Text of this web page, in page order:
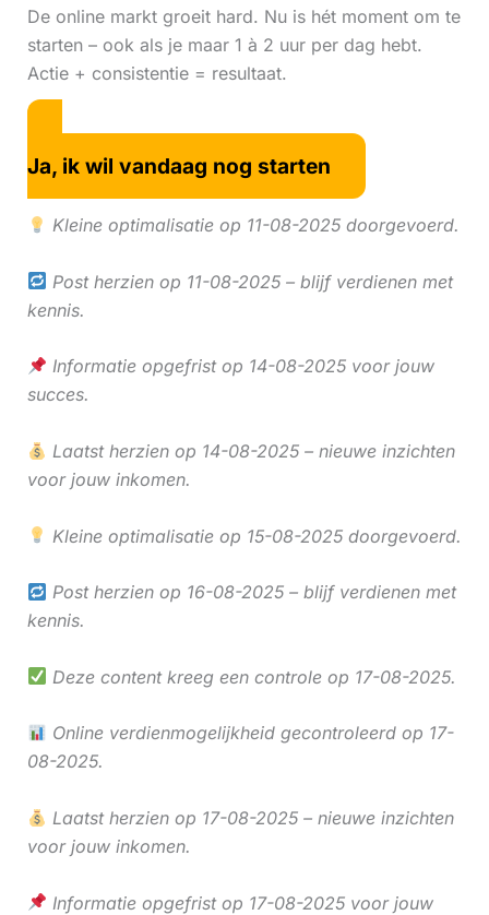
De online markt groeit hard. Nu is hét moment om te
starten – ook als je maar 1 à 2 uur per dag hebt.
Actie + consistentie = resultaat.
Ja, ik wil vandaag nog starten
Kleine optimalisatie op 11-08-2025 doorgevoerd.
Post herzien op 11-08-2025 – blijf verdienen met
kennis.
Informatie opgefrist op 14-08-2025 voor jouw
succes.
Laatst herzien op 14-08-2025 – nieuwe inzichten
voor jouw inkomen.
Kleine optimalisatie op 15-08-2025 doorgevoerd.
Post herzien op 16-08-2025 – blijf verdienen met
kennis.
Deze content kreeg een controle op 17-08-2025.
Online verdienmogelijkheid gecontroleerd op 17-
08-2025.
Laatst herzien op 17-08-2025 – nieuwe inzichten
voor jouw inkomen.
Informatie opgefrist op 17-08-2025 voor jouw